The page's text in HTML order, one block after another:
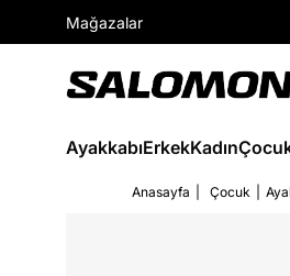
Mağazalar
AyakkabıErkekKadın
Anasayfa Çocuk